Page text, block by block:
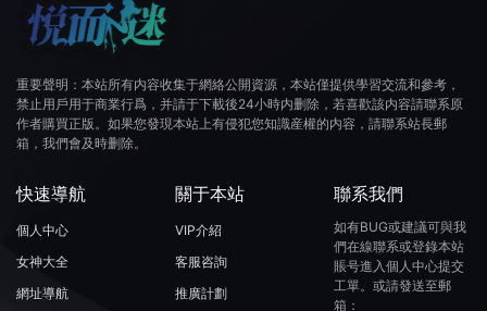
重要聲明：本站所有内容收集于網絡公開資源，本站僅提供學習交流和參考，
禁止用戶用于商業行爲，并請于下載後24小時内删除，若喜歡該内容請聯系原
作者購買正版。如果您發現本站上有侵犯您知識産權的内容，請聯系站長郵
箱，我們會及時删除。
快速導航
個人中心
女神大全
網址導航
關于本站
VIP介紹
客服咨詢
推廣計劃
聯系我們
如有BUG或建議可與我
們在線聯系或登錄本站
賬号進入個人中心提交
工單。或請發送至郵
箱：